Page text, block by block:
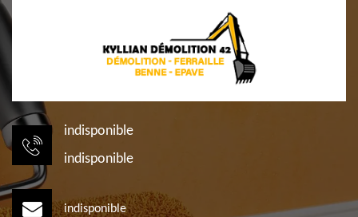
indisponible
indisponible
indisponible